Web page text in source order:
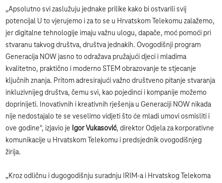
„Apsolutno svi zaslužuju jednake prilike kako bi ostvarili svij
potencijal U to vjerujemo i za to se u Hrvatskom Telekomu zalažemo,
jer digitalne tehnologije imaju važnu ulogu, dapače, moć pomoći pri
stvaranu takvog društva, društva jednakih. Ovogodišnji program
Generacija NOW jasno to odražava pružajući djeci i mladima
kvalitetno, praktično i moderno STEM obrazovanje te stjecanje
ključnih znanja. Pritom adresirajući važno društveno pitanje stvaranja
inkluzivnijeg društva, čemu svi, kao pojedinci i kompanije možemo
doprinijeti. Inovativnih i kreativnih rješenja u Generaciji NOW nikada
nije nedostajalo te se veselimo vidjeti što će mladi umovi osmisliti i
ove godine", izjavio je Igor Vukasović, direktor Odjela za korporativne
komunikacije u Hrvatskom Telekomu i predsjednik ovogodišnjeg
žirija.
„Kroz odličnu i dugogodišnju suradnju IRIM-a i Hrvatskog Telekoma